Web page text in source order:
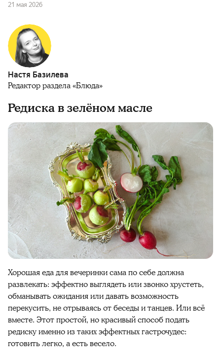
21 мая 2026
Настя Базилева
Редактор раздела «Блюда»
Редиска в зелёном масле
Хорошая еда для вечеринки сама по себе должна
развлекать: эффектно выглядеть или звонко хрустеть,
обманывать ожидания или давать возможность
перекусить, не отрываясь от беседы и танцев. Или всё
вместе. Этот простой, но красивый способ подать
редиску именно из таких эффектных гастрочудес:
готовить легко, а есть весело.